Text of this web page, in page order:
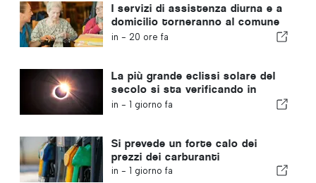
I servizi di assistenza diurna e a
domicilio torneranno al comune
portoghese
in - 20 ore fa
La più grande eclissi solare del
secolo si sta verificando in
Portogallo
in - 1 giorno fa
Si prevede un forte calo dei
prezzi dei carburanti
in - 1 giorno fa